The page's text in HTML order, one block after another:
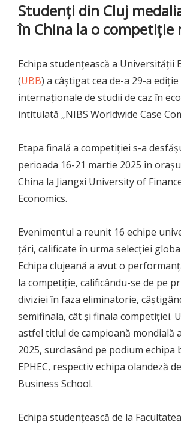
Studenți din Cluj
în China la o competiție
Echipa studențească a Universității
(UBB) a câștigat cea de-a 29-a
internaționale de studii de caz în
intitulată „NIBS Worldwide Case
Etapa finală a competiției s-a
perioada 16-21 martie 2025 în
China la Jiangxi University of
Economics.
Evenimentul a reunit 16 echipe
țări, calificate în urma selecției
Echipa clujeană a avut o
la competiție, calificându-se de pe
diviziei în faza eliminatorie,
semifinala, cât și finala competiției.
astfel titlul de campioană mondială
2025, surclasând pe podium echipa
EPHEC, respectiv echipa olandeză
Business School.
Echipa studențească de la